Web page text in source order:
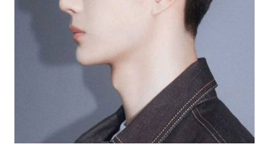
Tự hào diện kiểu tóc nam ngắn phong cách Châu Á!